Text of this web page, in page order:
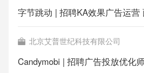
字节跳动 | 招聘KA效果广告运营
北京艾普世纪科技有限公司
Candymobi | 招聘广告投放优化